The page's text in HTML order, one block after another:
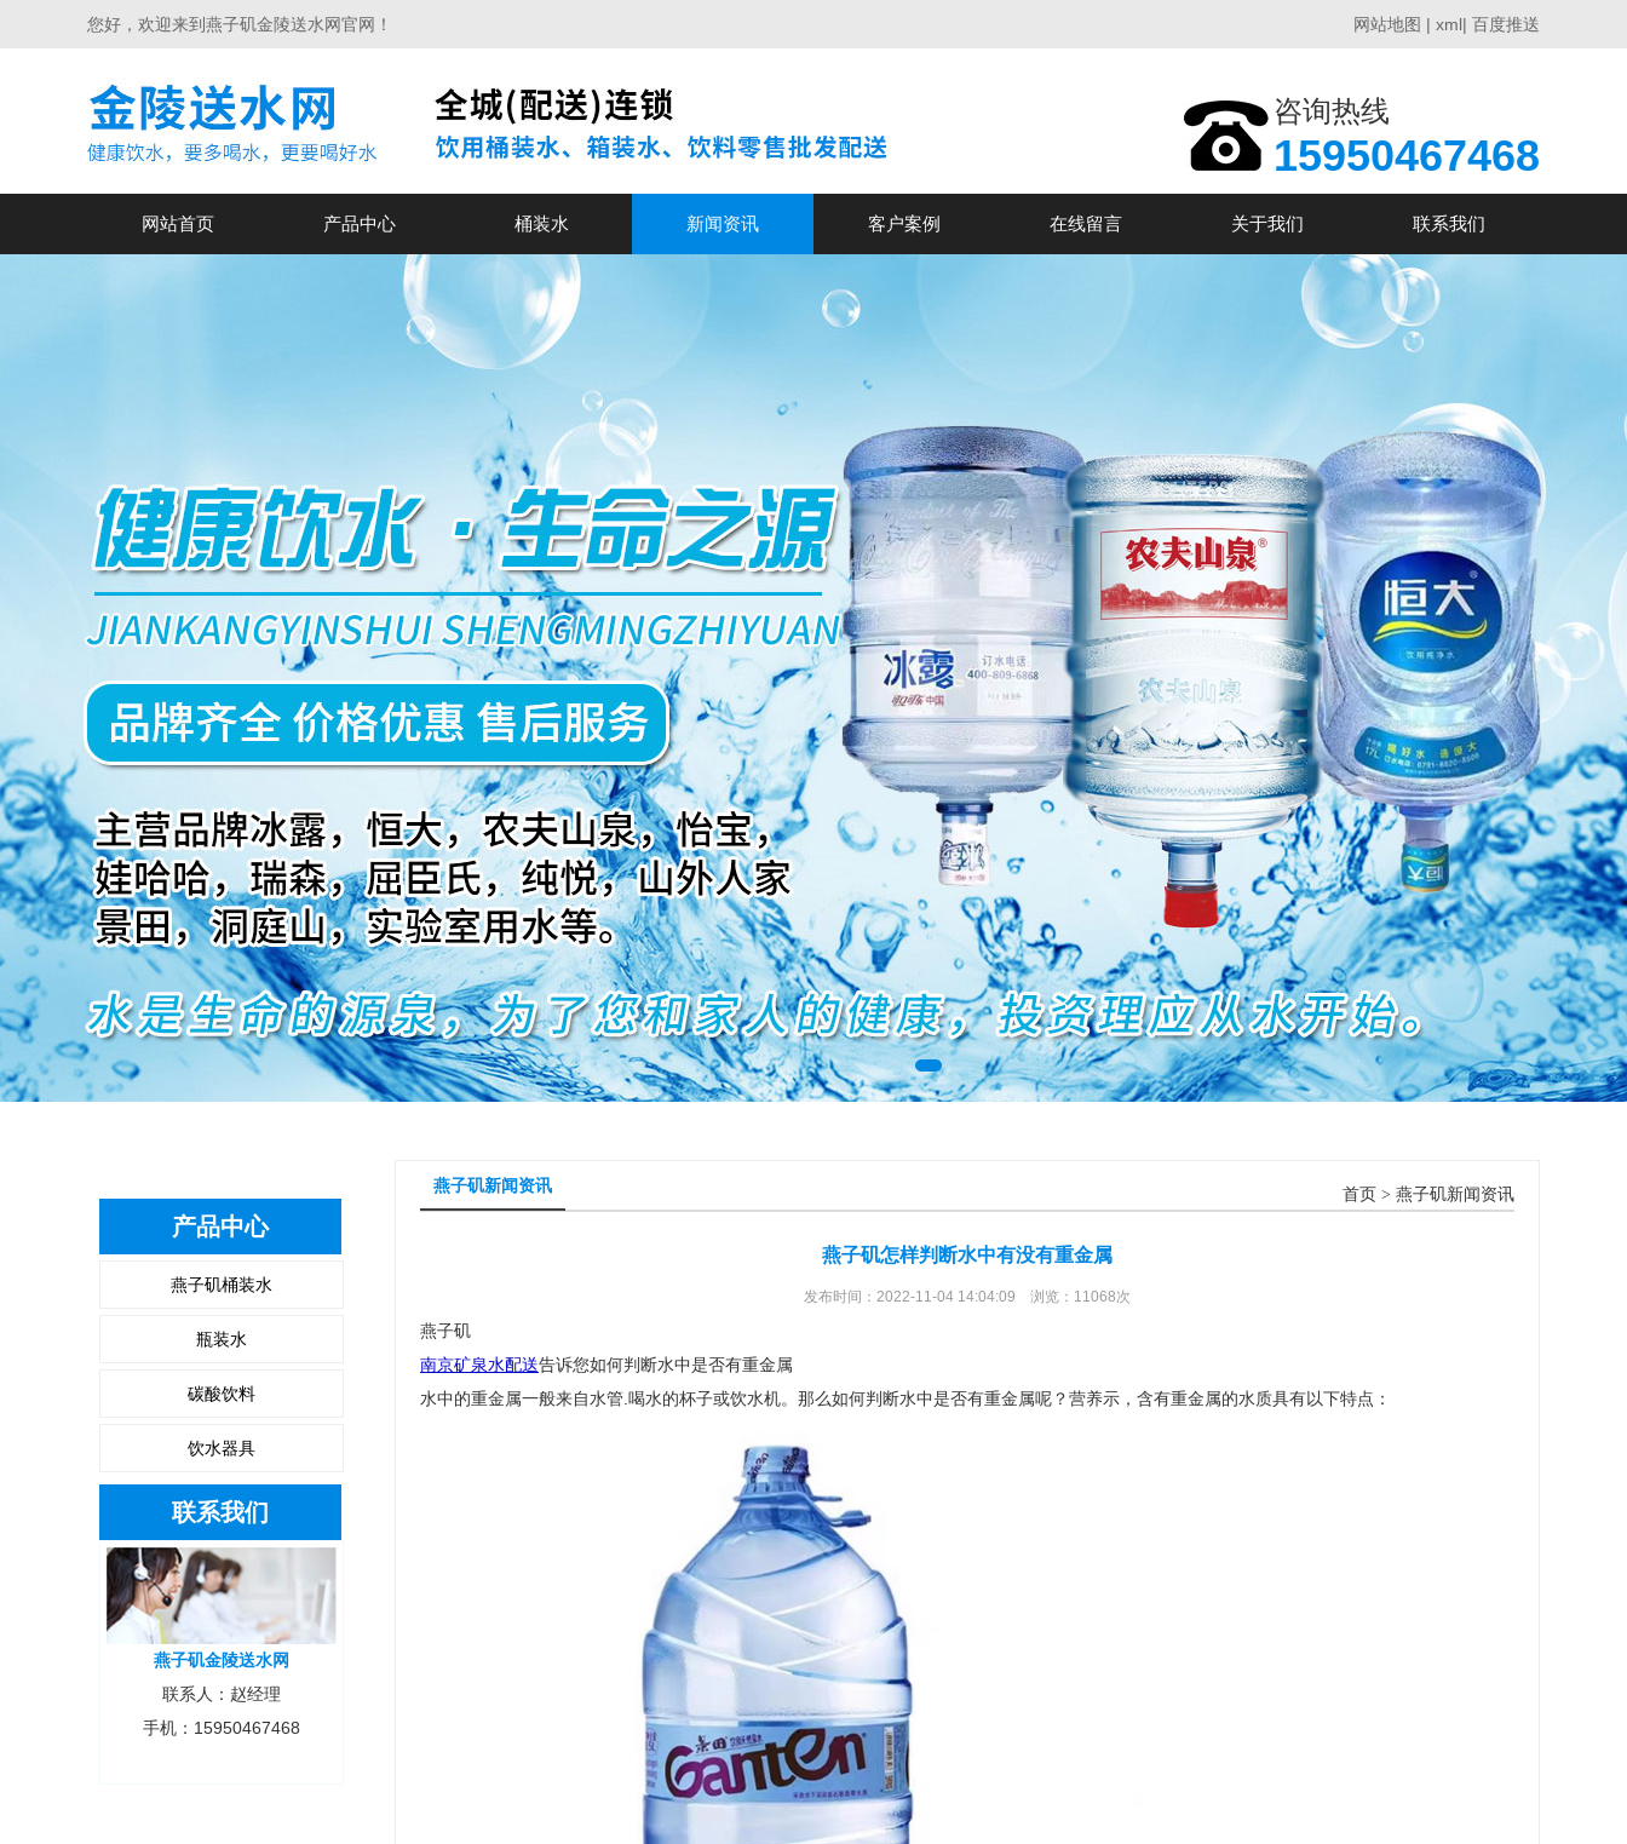
您好，欢迎来到燕子矶金陵送水网官网！ 网站地图 | xml| 百度推送
咨询热线
15950467468
网站首页 产品中心 桶装水 新闻资讯 客户案例 在线留言 关于我们 联系我们
产品中心
燕子矶桶装水
瓶装水
碳酸饮料
饮水器具
联系我们
燕子矶金陵送水网
联系人：赵经理
手机：15950467468
燕子矶新闻资讯 首页 > 燕子矶新闻资讯
燕子矶怎样判断水中有没有重金属
发布时间：2022-11-04 14:04:09 浏览：11068次
燕子矶
南京矿泉水配送告诉您如何判断水中是否有重金属
水中的重金属一般来自水管.喝水的杯子或饮水机。那么如何判断水中是否有重金属呢？营养示，含有重金属的水质具有以下特点：